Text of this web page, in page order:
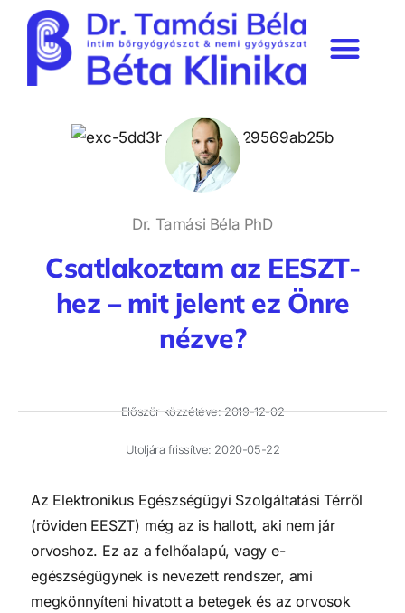
Dr. Tamási Béla PhD
Csatlakoztam az EESZT-
hez – mit jelent ez Önre
nézve?
Először közzétéve: 2019-12-02
Utoljára frissítve: 2020-05-22
Az Elektronikus Egészségügyi Szolgáltatási Térről
(röviden EESZT) még az is hallott, aki nem jár
orvoshoz. Ez az a felhőalapú, vagy e-
egészségügynek is nevezett rendszer, ami
megkönnyíteni hivatott a betegek és az orvosok